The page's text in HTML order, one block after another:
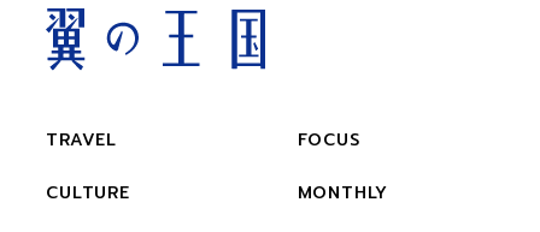
TRAVEL
CULTURE
FOCUS
MONTHLY